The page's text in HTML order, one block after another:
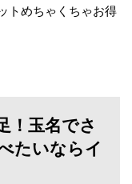
トめちゃくちゃお得
！玉名でさ
たいならイ